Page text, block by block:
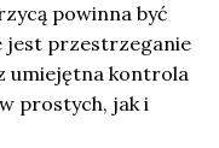
powinna być
jest przestrzeganie
umiejętna kontrola
prostych, jak i